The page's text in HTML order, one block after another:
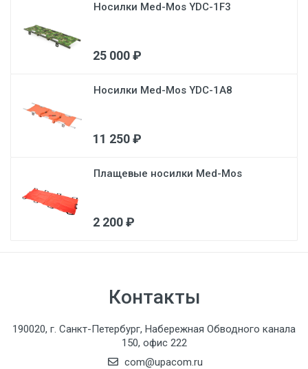
Носилки Med-Mos YDC-1F3
25 000 ₽
Носилки Med-Mos YDC-1A8
11 250 ₽
Плащевые носилки Med-Mos
2 200 ₽
Контакты
190020, г. Санкт-Петербург, Набережная Обводного канала
150, офис 222
com@upacom.ru